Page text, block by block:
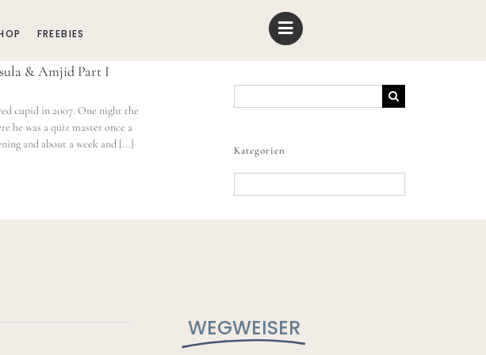
FREEBIES
& Amjid Part I
cupid in 2007. One night the
he was a quiz master once a
and about a week and [...]
nach:
Kategorien
WEGWEISER